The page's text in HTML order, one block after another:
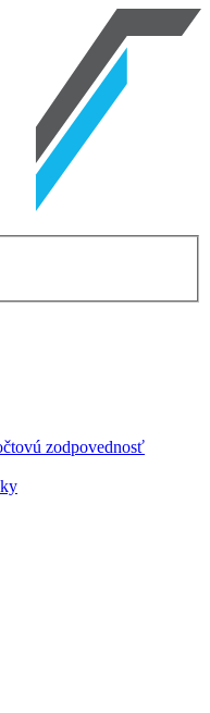
zodpovednosť